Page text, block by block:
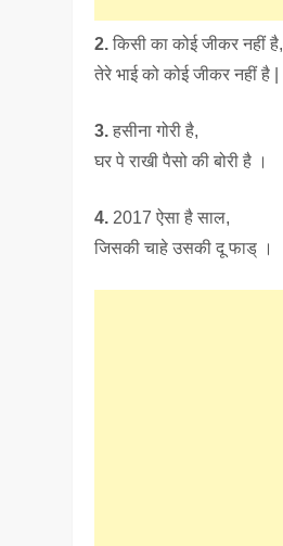
2. किसी का कोई जीकर नहीं है,
तेरे भाई को कोई जीकर नहीं है |
3. हसीना गोरी है,
घर पे राखी पैसो की बोरी है ।
4. 2017 ऐसा है साल,
जिसकी चाहे उसकी दू फाड् ।